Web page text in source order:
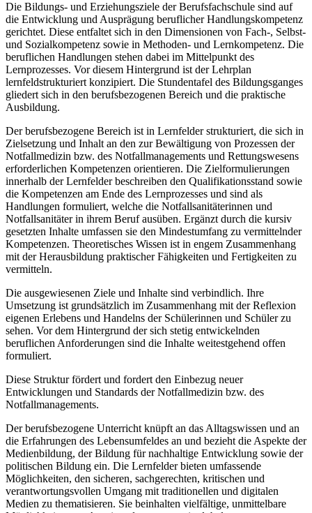
Die Bildungs- und Erziehungsziele der Berufsfachschule sind auf
die Entwicklung und Ausprägung beruflicher Handlungskompetenz
gerichtet. Diese entfaltet sich in den Dimensionen von Fach-, Selbst-
und Sozialkompetenz sowie in Methoden- und Lernkompetenz. Die
beruflichen Handlungen stehen dabei im Mittelpunkt des
Lernprozesses. Vor diesem Hintergrund ist der Lehrplan
lernfeldstrukturiert konzipiert. Die Stundentafel des Bildungsganges
gliedert sich in den berufsbezogenen Bereich und die praktische
Ausbildung.
Der berufsbezogene Bereich ist in Lernfelder strukturiert, die sich in
Zielsetzung und Inhalt an den zur Bewältigung von Prozessen der
Notfallmedizin bzw. des Notfallmanagements und Rettungswesens
erforderlichen Kompetenzen orientieren. Die Zielformulierungen
innerhalb der Lernfelder beschreiben den Qualifikationsstand sowie
die Kompetenzen am Ende des Lernprozesses und sind als
Handlungen formuliert, welche die Notfallsanitäterinnen und
Notfallsanitäter in ihrem Beruf ausüben. Ergänzt durch die kursiv
gesetzten Inhalte umfassen sie den Mindestumfang zu vermittelnder
Kompetenzen. Theoretisches Wissen ist in engem Zusammenhang
mit der Herausbildung praktischer Fähigkeiten und Fertigkeiten zu
vermitteln.
Die ausgewiesenen Ziele und Inhalte sind verbindlich. Ihre
Umsetzung ist grundsätzlich im Zusammenhang mit der Reflexion
eigenen Erlebens und Handelns der Schülerinnen und Schüler zu
sehen. Vor dem Hintergrund der sich stetig entwickelnden
beruflichen Anforderungen sind die Inhalte weitestgehend offen
formuliert.
Diese Struktur fördert und fordert den Einbezug neuer
Entwicklungen und Standards der Notfallmedizin bzw. des
Notfallmanagements.
Der berufsbezogene Unterricht knüpft an das Alltagswissen und an
die Erfahrungen des Lebensumfeldes an und bezieht die Aspekte der
Medienbildung, der Bildung für nachhaltige Entwicklung sowie der
politischen Bildung ein. Die Lernfelder bieten umfassende
Möglichkeiten, den sicheren, sachgerechten, kritischen und
verantwortungsvollen Umgang mit traditionellen und digitalen
Medien zu thematisieren. Sie beinhalten vielfältige, unmittelbare